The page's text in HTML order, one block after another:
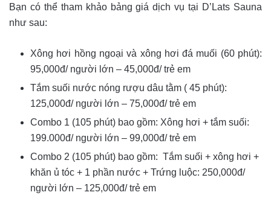
Bạn có thể tham khảo bảng giá dịch vụ tại D’Lats Sauna
như sau:
Xông hơi hồng ngoại và xông hơi đá muối (60 phút):
95,000đ/ người lớn – 45,000đ/ trẻ em
Tắm suối nước nóng rượu dâu tằm ( 45 phút):
125,000đ/ người lớn – 75,000đ/ trẻ em
Combo 1 (105 phút) bao gồm: Xông hơi + tắm suối:
199.000đ/ người lớn – 99,000đ/ trẻ em
Combo 2 (105 phút) bao gồm: Tắm suối + xông hơi +
khăn ủ tóc + 1 phần nước + Trứng luộc: 250,000đ/
người lớn – 125,000đ/ trẻ em